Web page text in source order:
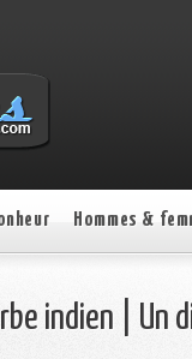
Hommes &
indien | Un